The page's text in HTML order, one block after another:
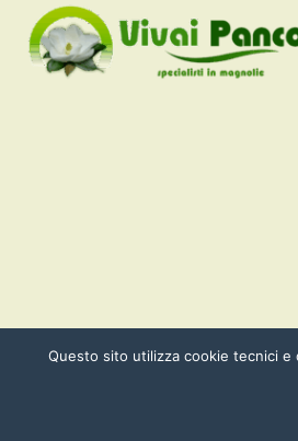
ALL RIGHT RESERVED
Questo sito utilizza cookie tecnici